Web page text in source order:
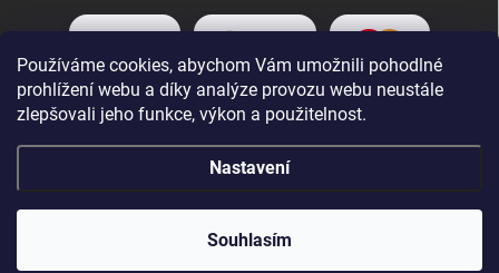
Používáme cookies, abychom Vám umožnili pohodlné
prohlížení webu a díky analýze provozu webu neustále
zlepšovali jeho funkce, výkon a použitelnost.
Nastavení
Souhlasím
Copyright 2026Inhand.cz. Všechna práva vyhrazena.Upravit nastavení
cookies